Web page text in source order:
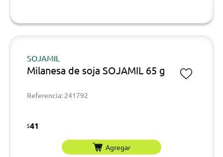
SOJAMIL
Milanesa de soja SOJAMIL 65 g
Referencia: 241792
$41
Agregar